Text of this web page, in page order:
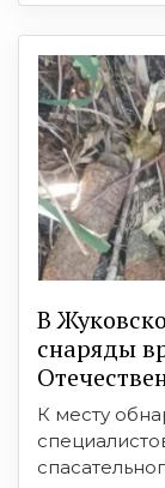
В
снаряды
К месту